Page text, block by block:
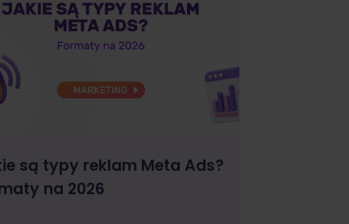
są typy reklam Meta Ads?
na 2026